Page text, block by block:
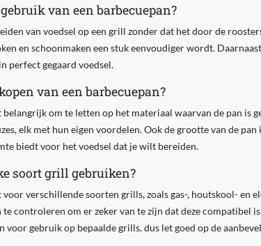
van een barbecuepan?
van voedsel op een grill zonder dat het door de
en schoonmaken een stuk eenvoudiger wordt.
perfect gegaard voedsel.
van een barbecuepan?
om te letten op het materiaal waarvan de pan is
elk met hun eigen voordelen. Ook de grootte van de
biedt voor het voedsel dat je wilt bereiden.
soort grill gebruiken?
verschillende soorten grills, zoals gas-, houtskool- en
te controleren om er zeker van te zijn dat deze compatibel
voor gebruik op bepaalde grills, dus let goed op de